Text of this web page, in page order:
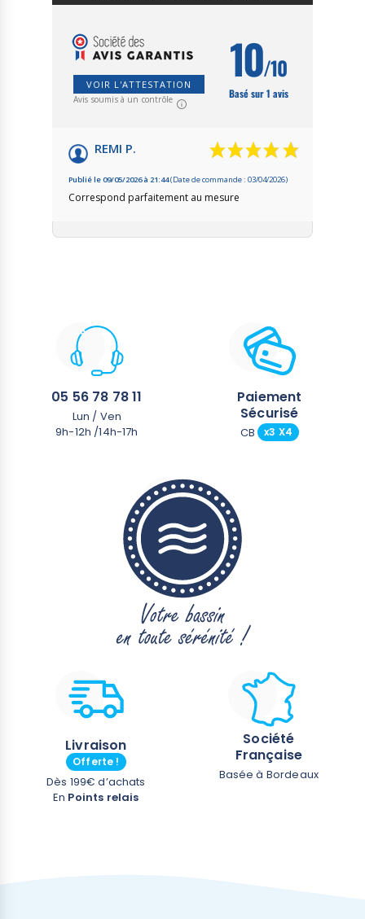
VOIR L'ATTESTATION
Avis soumis à un contrôle
10/10
Basé sur 1 avis
REMI P.
Publié le 09/05/2026 à 21:44(Date de commande : 03/04/2026)
Correspond parfaitement au mesure
05 56 78 78 11
Lun / Ven
9h-12h /14h-17h
Paiement
Sécurisé
CB x3 X4
Livraison
Offerte !
Dès 199€ d’achats
En Points relais
Société
Française
Basée à Bordeaux